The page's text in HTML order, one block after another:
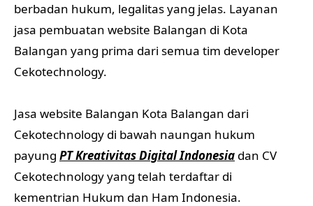
berbadan hukum, legalitas yang jelas. Layanan
jasa pembuatan website Balangan di Kota
Balangan yang prima dari semua tim developer
Cekotechnology.
Jasa website Balangan Kota Balangan dari
Cekotechnology di bawah naungan hukum
payung PT Kreativitas Digital Indonesia dan CV
Cekotechnology yang telah terdaftar di
kementrian Hukum dan Ham Indonesia.